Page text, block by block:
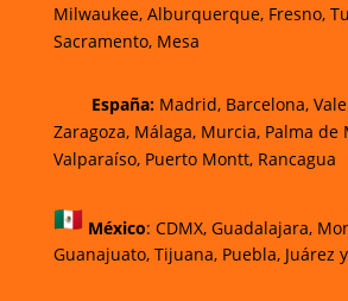
Milwaukee, Alburquerque, Fresno,
Sacramento, Mesa
España: Madrid, Barcelona,
Zaragoza, Málaga, Murcia, Palma de
Valparaíso, Puerto Montt, Rancagua
México: CDMX, Guadalajara,
Guanajuato, Tijuana, Puebla, Juárez